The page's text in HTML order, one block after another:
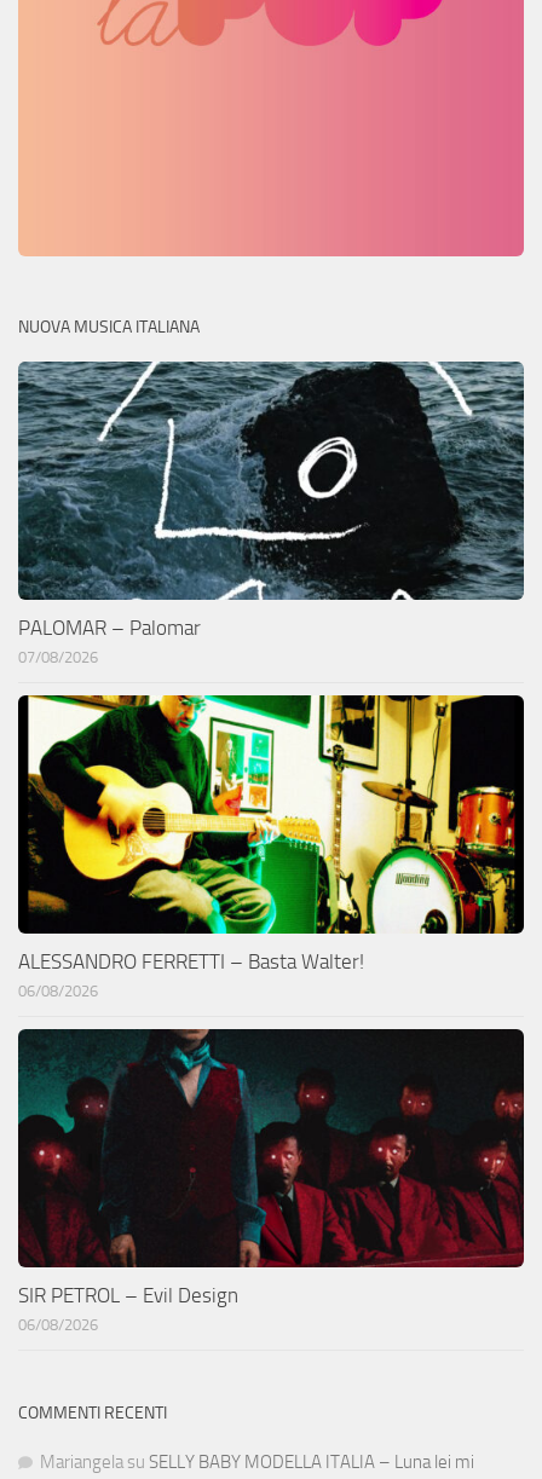
NUOVA MUSICA ITALIANA
PALOMAR – Palomar
07/08/2026
ALESSANDRO FERRETTI – Basta Walter!
06/08/2026
SIR PETROL – Evil Design
06/08/2026
COMMENTI RECENTI
Mariangela su SELLY BABY MODELLA ITALIA – Luna lei mi